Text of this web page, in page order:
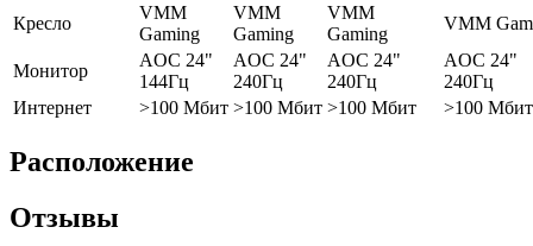
Кресло
VMM
Gaming
VMM
Gaming
VMM
Gaming
VMM
Монитор
AOC 24"
144Гц
AOC 24"
240Гц
AOC 24"
240Гц
AOC 24"
240Гц
Интернет
>100 Мбит >100 Мбит >100 Мбит >100 Мбит
Расположение
Отзывы